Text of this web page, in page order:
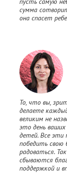
сумма
она спасет
То, что вы,
делаете
великим не
это день ваших
детей. Все
победить свою
радоваться.
сбываются
поддержкой и